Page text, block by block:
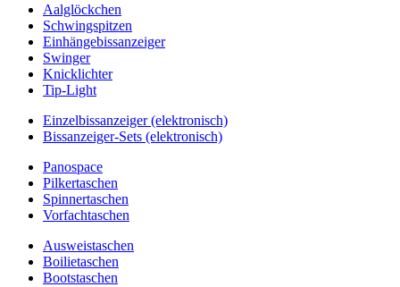
Aalglöckchen
Schwingspitzen
Einhängebissanzeiger
Swinger
Knicklichter
Tip-Light
Einzelbissanzeiger (elektronisch)
Bissanzeiger-Sets (elektronisch)
Panospace
Pilkertaschen
Spinnertaschen
Vorfachtaschen
Ausweistaschen
Boilietaschen
Bootstaschen